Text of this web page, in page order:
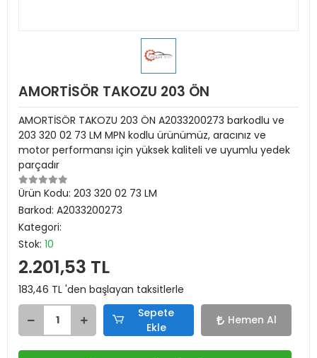
AMORTİSÖR TAKOZU 203 ÖN
AMORTİSÖR TAKOZU 203 ÖN A2033200273 barkodlu ve
203 320 02 73 LM MPN kodlu ürünümüz, aracınız ve
motor performansı için yüksek kaliteli ve uyumlu yedek
parçadır
Ürün Kodu: 203 320 02 73 LM
Barkod: A2033200273
Kategori:
Stok: 10
2.201,53 TL
183,46 TL 'den başlayan taksitlerle
Sepete
Ekle
Hemen Al